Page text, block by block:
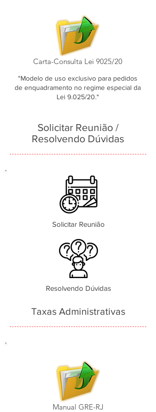
Carta-Consulta Lei 9025/20
"Modelo de uso exclusivo para pedidos
de enquadramento no regime especial da
Lei 9.025/20."
Solicitar Reunião /
Resolvendo Dúvidas
Solicitar Reunião
Resolvendo Dúvidas
Taxas Administrativas
Manual GRE-RJ